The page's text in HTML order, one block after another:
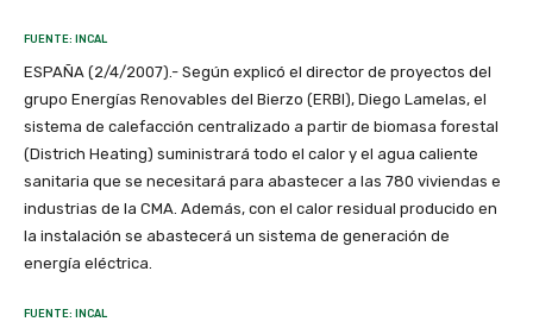
FUENTE: INCAL
ESPAÑA (2/4/2007).- Según explicó el director de proyectos del
grupo Energías Renovables del Bierzo (ERBI), Diego Lamelas, el
sistema de calefacción centralizado a partir de biomasa forestal
(Districh Heating) suministrará todo el calor y el agua caliente
sanitaria que se necesitará para abastecer a las 780 viviendas e
industrias de la CMA. Además, con el calor residual producido en
la instalación se abastecerá un sistema de generación de
energía eléctrica.
FUENTE: INCAL